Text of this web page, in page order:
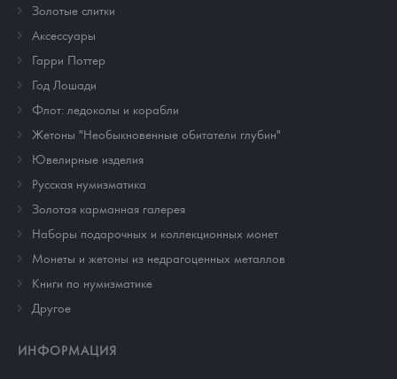
Золотые слитки
Аксессуары
Гарри Поттер
Год Лошади
Флот: ледоколы и корабли
Жетоны "Необыкновенные обитатели глубин"
Ювелирные изделия
Русская нумизматика
Золотая карманная галерея
Наборы подарочных и коллекционных монет
Монеты и жетоны из недрагоценных металлов
Книги по нумизматике
Другое
ИНФОРМАЦИЯ